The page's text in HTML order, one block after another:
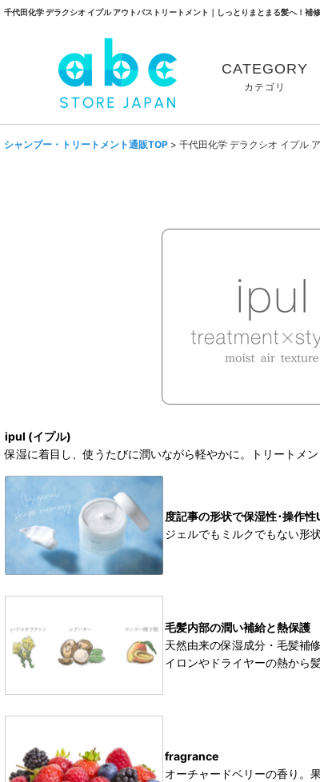
千代田化学 デラクシオ イプル アウトバストリートメント｜しっとりまとまる髪へ！補
CATEGORY
カテゴリ
シャンプー・トリートメント通販TOP > 千代田化学 デラクシオ イプル
ipul (イプル)
保湿に着目し、使うたびに潤いながら軽やかに。トリートメン
度記事の形状で保湿性･操作性
ジェルでもミルクでもない形
毛髪内部の潤い補給と熱保護
天然由来の保湿成分・毛髪補
イロンやドライヤーの熱から
fragrance
オーチャードベリーの香り。